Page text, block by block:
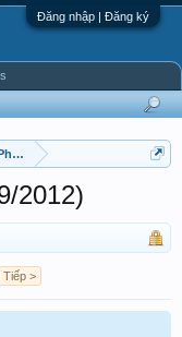
Đăng nhập | Đăng ký
Triển
2012)
Tiếp >